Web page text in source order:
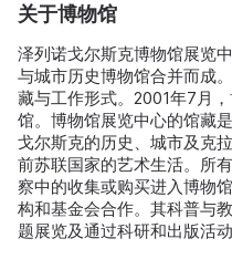
关于博物馆
泽列诺戈尔斯克博物馆展览
与城市历史博物馆合并而成
藏与工作形式。2001年7月
馆。博物馆展览中心的馆藏
戈尔斯克的历史、城市及克
前苏联国家的艺术生活。所
察中的收集或购买进入博物
构和基金会合作。其科普与
题展览及通过科研和出版活